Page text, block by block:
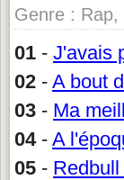
Genre :
01 - J'avais
02 - A bout
03 - Ma
04- A
05 -